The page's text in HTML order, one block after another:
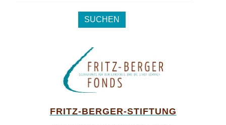
überspringenFRITZ-BERGER-STIFTUNG